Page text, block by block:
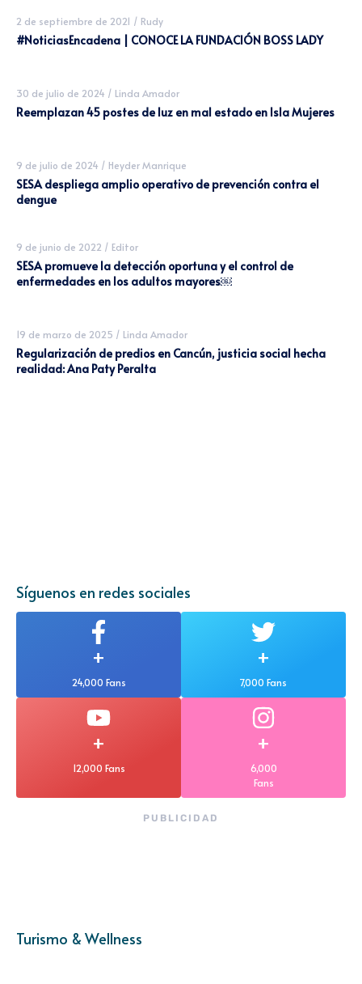
2 de septiembre de 2021 / Rudy
#NoticiasEncadena | CONOCE LA FUNDACIÓN BOSS LADY
30 de julio de 2024 / Linda Amador
Reemplazan 45 postes de luz en mal estado en Isla Mujeres
9 de julio de 2024 / Heyder Manrique
SESA despliega amplio operativo de prevención contra el
dengue
9 de junio de 2022 / Editor
SESA promueve la detección oportuna y el control de
enfermedades en los adultos mayores￼
19 de marzo de 2025 / Linda Amador
Regularización de predios en Cancún, justicia social hecha
realidad: Ana Paty Peralta
Síguenos en redes sociales
+
24,000 Fans
+
7,000 Fans
+
12,000 Fans
+
6,000
Fans
PUBLICIDAD
Turismo & Wellness